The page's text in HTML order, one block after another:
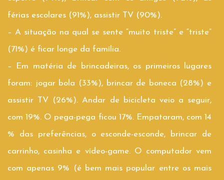
férias escolares (91%), assistir TV (90%).
– A situação na qual se sente “muito triste” e “triste”
(71%) é ficar longe da família.
– Em matéria de brincadeiras, os primeiros lugares
foram: jogar bola (33%), brincar de boneca (28%) e
assistir TV (26%). Andar de bicicleta veio a seguir,
com 19%. O pega-pega ficou 17%. Empataram, com 14
% das preferências, o esconde-esconde, brincar de
carrinho, casinha e vídeo-game. O computador vem
com apenas 9% (é bem mais popular entre os mais